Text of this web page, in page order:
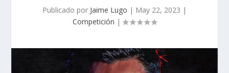
Publicado por Jaime Lugo | May 22, 2023 |
Competición |